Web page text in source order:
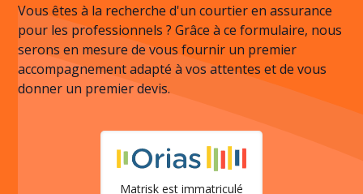
Vous êtes à la recherche d'un courtier en assurance
pour les professionnels ? Grâce à ce formulaire, nous
serons en mesure de vous fournir un premier
accompagnement adapté à vos attentes et de vous
donner un premier devis.
Matrisk est immatriculé